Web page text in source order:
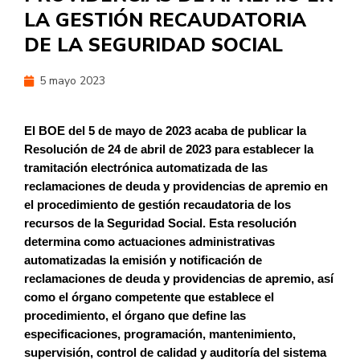
LA GESTIÓN RECAUDATORIA
DE LA SEGURIDAD SOCIAL
5 mayo 2023
El BOE del 5 de mayo de 2023 acaba de publicar la
Resolución de 24 de abril de 2023 para establecer la
tramitación electrónica automatizada de las
reclamaciones de deuda y providencias de apremio en
el procedimiento de gestión recaudatoria de los
recursos de la Seguridad Social. Esta resolución
determina como actuaciones administrativas
automatizadas la emisión y notificación de
reclamaciones de deuda y providencias de apremio, así
como el órgano competente que establece el
procedimiento, el órgano que define las
especificaciones, programación, mantenimiento,
supervisión, control de calidad y auditoría del sistema